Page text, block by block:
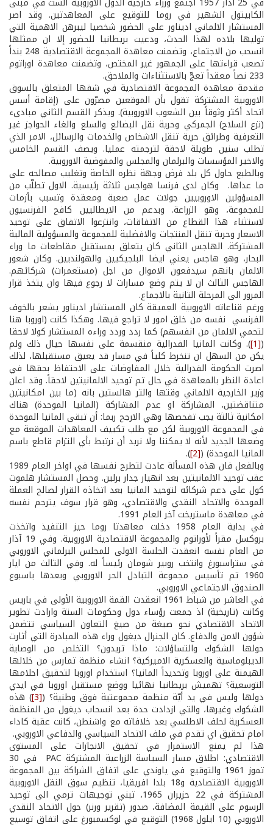
الكابيتول الشهير في روما للتوقيع على المعاهدتين. وقد اصر
المستشار الالماني اديناور على الحضور شخصيا ليبرهن الاهمية التي
توليها بلاده لهذا الحدث، ودعيت بريطانيا للحضور إلا ان ممثلها
انسحب من الاجتماع، وتضمنت معاهدة المجموعة الاقتصادية 248 بنداً
تصعب قراءتها على الجمهور غير المختص، وتضمنت معاهدة اوراتوم
233 نصاً معقداً تعجّ بالاستثناءات والملاحق.
مقدمة معاهدة المجموعة الاقتصادية في شقها المتعلق بالسوق
الاوروبية المشتركة تقول بأن الموقعين مصرّون على (إقامة أسس
اتحاد أكثر وثوقاً بين الشعوب الاوروبية). ويذكر القسم الثاني مبادىء
(نزع السلاح) الجمركي وحرية نقل البضائع والسلع والغاء الحواجز غير
التعرفية وطرائق حرية تنقل الاشخاص والخدمات والرسائل، الامر الذي
تطلب سنين طويلة لاحقة لترجمته عمليا. ويصف القسم الخامس
والاخير المؤسسات والبرلمان والمجلس والمفوضية الاوروبية.
وبالطبع حاول كل بلد فرض وجهة نظره الخاصة وتغليب مصالحه على
ما عداها. وكان لدى فرنسا هواجس ثلاثة رئيسية. الاول تطلّب من
المسؤولين الاوروبيين جولات عمل صعبة ومعقدة وتسبب بأزمات
للمجموعة، وهو الزراعة. وبدعم من الايطاليين كافح الفرنسيون
لاستثناء هذا القطاع من الاتفاقات، وانتزعوا الاتفاق على توحيد
الاسعار وحرية تنقل المنتجات والافضلية للمجموعة والمسؤولية المالية
المشتركة. الهاجس الثاني كان يتعلق بمستقبل مقاطعات ما وراء
البحار، وهو هاجس يعني ايضا البلجيكيين والهولنديين. وكان شعور
الالمان بانهم سيدفعون الاموال من اجل (مستعمرات) شركائهم.
الهاجس الثالث ان لا يتم وضع مسارات لا رجوع فيها وان يتخذ قرار
المرور الى المرحلة الثانية بالاجماع.
ورغم قناعاته الاوروبية العميقة كان المستشار اديناور يشعر بالخوف
الفرنسي نفسه من خلق امور لا تراجع فيها. وهكذا كانت (اوروبا هنا
لتحمي الالمان من انفسهم) كما ردد وردد وراءه المستشار كولا لاحقا
(
[1] ). وكانت المانيا الفدرالية منقسمة على نفسها حيال ذلك ولم
يكن من السهل ان تنخرط كلياً في مسار قد يعيق مستقبلها، لذلك
اصرت الحكومة الفدرالية خلال المفاوضات على الاحتفاظ بحقها في
اعادة النظر بالمعاهدة في حال تم توحيد الالمانيتين لاحقاً. وقد اعلن
وزير الخارجية الالماني وقتها والتر هالستين بانه (ما بين امكانيتين
متناقضتين، المشاركة او عدم المشاركة (المانيا الموحدة) هناك
امكانية ثالثة يجب تفحصها وهي الارجح ربما: أن تبقى المانيا الموحدة
في المجموعة الاوروبية لكن مع طلب تكييف المعاهدات الموقعة مع
وضعها الجديد لأنه لا يمكننا ولا نريد أن نرتبط بأي التزام قاطع باسم
المانيا الموحدة) ([2]
).
وبالفعل فان هذه المسألة عادت لتطرح نفسها في اواخر العام 1989
عقب توحيد الالمانيتين بعد انهيار جدار برلين. وحصل المستشار هلموت
كول على دعم شركائه لتوحيد المانيا بعد اتخاذه القرار لصالح العملة
الموحدة والاتحاد النقدي والاقتصادي، وهو قرار سوف يترجم نفسه
في معاهدة ماستريخت آخر العام 1991.
في بداية العام 1958 دخلت معاهدتا روما حيز التنفيذ واتخذت
بروكسل مقراً لأوراتوم والمجموعة الاقتصادية الاوروبية. وفي 19 آذار
من العام نفسه انعقدت الجلسة الاولى للمجلس البرلماني الاوروبي
في ستراسبورغ وانتخب روبير شومان رئيساً له. وفي الثالث من ايار
1960 تم تأسيس مجموعة التبادل الحر الاوروبي وبعدها باسبوع
الصندوق الاجتماعي الاوروبي.
في العاشر من شباط 1961 انعقدت القمة الاوروبية الأولى في باريس
وكانت (تاريخية) اذ جمعت رؤساء دول وحكومات الستة وارادت تطوير
الاتحاد الاقتصادي نحو صيغة من صيغ التعاون السياسي تتضمن
شؤون الامن والدفاع. كان الجنرال ديغول وراء هذه المبادرة التي أثارت
حولها الشكوك والتساؤلات: ماذا تريدون؟ التخلص من الوصاية
الديبلوماسية والعسكرية الاميركية؟ انشاء منظمة تمارس من خلالها
الهيمنة على اوروبا وتحديداً المانيا؟ استخدام اوروبا لتحقيق احلامها
التوسعية؟ تهميش بريطانيا نهائيا ووضع مستقبل اوروبا في ايدي
دولها وليس في يد أيّة منظمة مجموعتية فوق وطنية؟ ([3] ) هذه
الشكوك وغيرها، والتي ازدادت حدة بعد انسحاب ديغول من المنظمة
العسكرية لحلف الاطلسي بعد خلافاته مع واشنطن، كانت عقبة كاداء
امام تحقيق اي تقدم في ملف الاتحاد السياسي والدفاعي الاوروبي.
هذا لم يمنع الاستمرار في تحقيق الانجازات على المستوى
الاقتصادي: اطلاق مسار السياسة الزراعية المشتركة PAC في 30
تموز 1961 والتوقيع في ياوندي على اتفاق الشراكة بين المجموعة
الاوروبية الاقتصادية و18 بلدا افريقيا، تنظيم سوق النقل الاوروبية
المشتركة في 22 حزيران 1965، تبني توجيهات ترمي الى توحيد
الرسوم على القيمة المضافة، صدور (تقرير ورنر) حول الاتحاد النقدي
الاوروبي (10 ايلول 1968) التوقيع في لوكسمبورغ على اتفاق توسيع